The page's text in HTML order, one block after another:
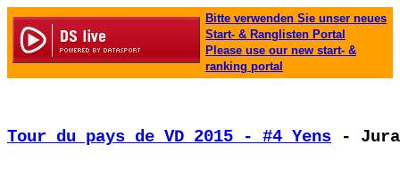
Bitte verwenden Sie unser neues
Start- & Ranglisten Portal
Please use our new start- &
ranking portal
Tour du pays de VD 2015 - #4 Yens -